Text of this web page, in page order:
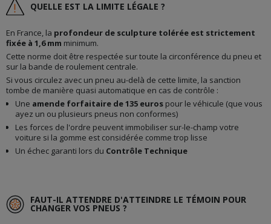
QUELLE EST LA LIMITE LÉGALE ?
En France, la profondeur de sculpture tolérée est strictement
fixée à 1,6 mm minimum.
Cette norme doit être respectée sur toute la circonférence du pneu et
sur la bande de roulement centrale.
Si vous circulez avec un pneu au-delà de cette limite, la sanction
tombe de manière quasi automatique en cas de contrôle :
Une amende forfaitaire de 135 euros pour le véhicule (que vous
ayez un ou plusieurs pneus non conformes)
Les forces de l'ordre peuvent immobiliser sur-le-champ votre
voiture si la gomme est considérée comme trop lisse
Un échec garanti lors du Contrôle Technique
FAUT-IL ATTENDRE D'ATTEINDRE LE TÉMOIN POUR
CHANGER VOS PNEUS ?